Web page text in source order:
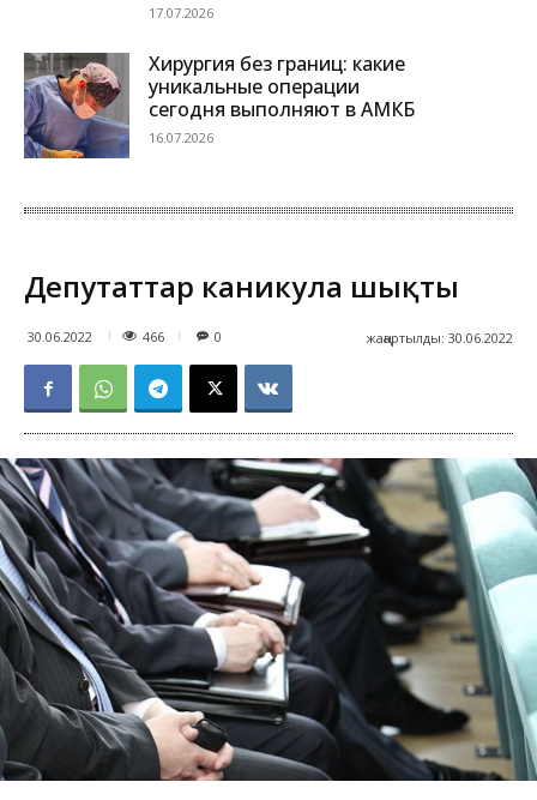
17.07.2026
Хирургия без границ: какие
уникальные операции
сегодня выполняют в АМКБ
16.07.2026